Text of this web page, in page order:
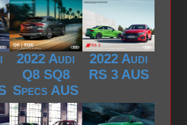
2022 Audi
Q8 SQ8
Specs AUS
2022 Audi
RS 3 AUS